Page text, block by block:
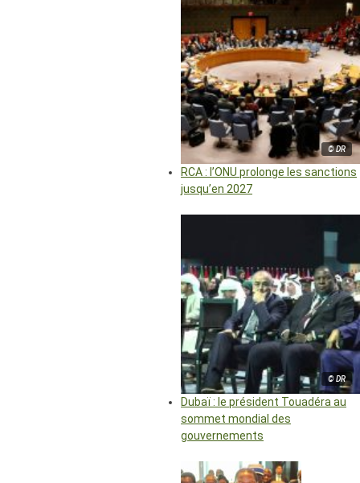
© DR
RCA : l’ONU prolonge les sanctions
jusqu’en 2027
© DR
Dubaï : le président Touadéra au
sommet mondial des
gouvernements